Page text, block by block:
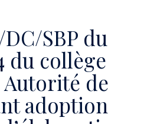
DC/SBP du
du collège
Autorité de
adoption